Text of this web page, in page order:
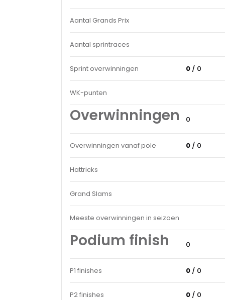
Aantal Grands Prix
Aantal sprintraces
Sprint overwinningen 0 / 0
WK-punten
Overwinningen 0
Overwinningen vanaf pole 0 / 0
Hattricks
Grand Slams
Meeste overwinningen in seizoen
Podium finish 0
P1 finishes 0 / 0
P2 finishes 0 / 0